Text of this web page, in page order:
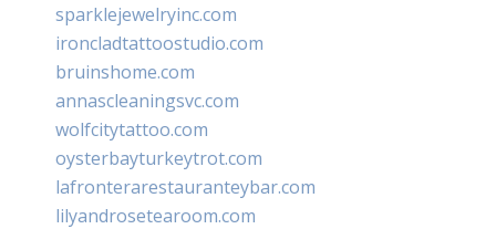
sparklejewelryinc.com
ironcladtattoostudio.com
bruinshome.com
annascleaningsvc.com
wolfcitytattoo.com
oysterbayturkeytrot.com
lafronterarestauranteybar.com
lilyandrosetearoom.com